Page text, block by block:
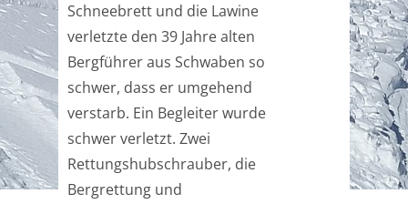
Schneebrett und die Lawine
verletzte den 39 Jahre alten
Bergführer aus Schwaben so
schwer, dass er umgehend
verstarb. Ein Begleiter wurde
schwer verletzt. Zwei
Rettungshubschrauber, die
Bergrettung und